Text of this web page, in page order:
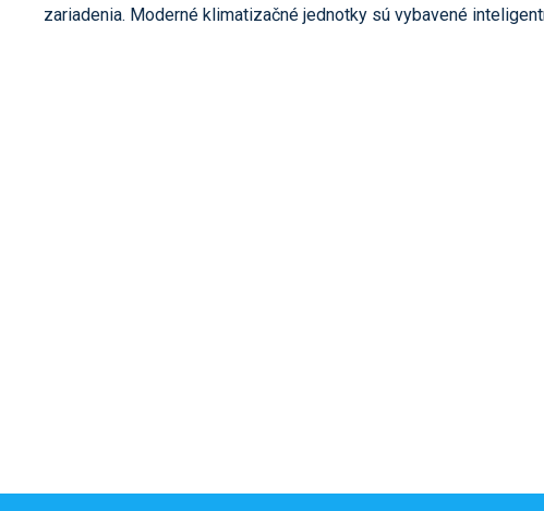
zariadenia. Moderné klimatizačné jednotky sú vybavené